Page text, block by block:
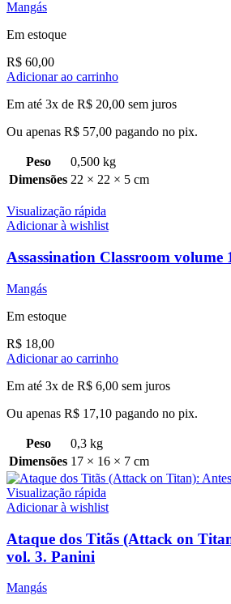
Mangás
Em estoque
R$ 60,00
Adicionar ao carrinho
Em até 3x de R$ 20,00 sem juros
Ou apenas R$ 57,00 pagando no pix.
Peso
0,500 kg
Dimensões 22 × 22 × 5 cm
Visualização rápida
Adicionar à wishlist
Assassination Classroom volume
Mangás
Em estoque
R$ 18,00
Adicionar ao carrinho
Em até 3x de R$ 6,00 sem juros
Ou apenas R$ 17,10 pagando no pix.
Peso
0,3 kg
Dimensões 17 × 16 × 7 cm
Visualização rápida
Adicionar à wishlist
Ataque dos Titãs (Attack on
vol. 3. Panini
Mangás